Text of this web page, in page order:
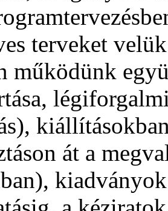
terveket
működünk
át a